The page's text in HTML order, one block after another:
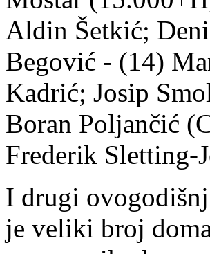
Aldin Šetkić;
Begović - (14)
Kadrić; Josip
Boran Poljančić
Frederik Sletting-
I drugi
je veliki broj